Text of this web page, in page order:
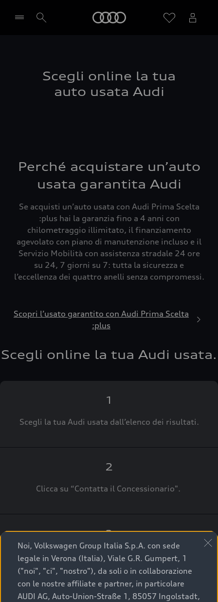
Scegli online la tua
auto usata Audi
Perché acquistare un’auto
usata garantita Audi
Se acquisti un’auto usata con Audi Prima Scelta
:plus hai la garanzia fino a 4 anni con
chilometraggio illimitato, il finanziamento
agevolato con piano di manutenzione incluso e il
Servizio Mobilità con assistenza stradale 24 ore
su 24, 7 giorni su 7: tutta la sicurezza e
l’eccellenza dei quattro anelli senza compromessi.
Scopri l’usato garantito con Audi Prima Scelta
:plus
Scegli online la tua Audi usata.
1
Scegli la tua Audi usata dall’elenco dei risultati.
2
Clicca su “Contatta il Concessionario".
3
A breve verrai ricontattato dal Customer Care
Audi Center o direttamente dal Concessionario
che ti supporterà per finalizzare la tua richiesta.
Noi, Volkswagen Group Italia S.p.A. con sede
legale in Verona (Italia), Viale G.R. Gumpert, 1
("noi", "ci", "nostro"), da soli o in collaborazione
con le nostre affiliate e partner, in particolare
AUDI AG, Auto-Union-Straße 1, 85057 Ingolstadt,